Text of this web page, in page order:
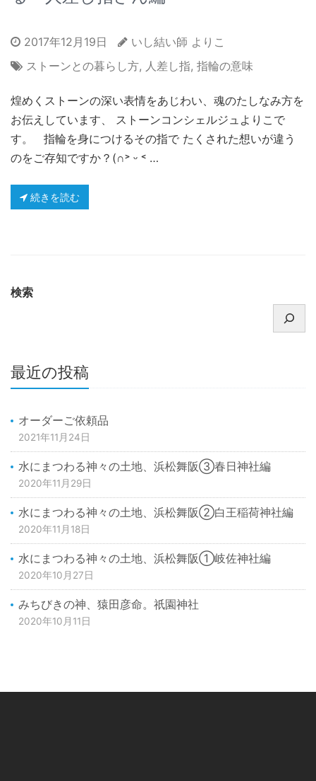
2017年12月19日
いし結い師 よりこ
ストーンとの暮らし方, 人差し指, 指輪の意味
煌めくストーンの深い表情をあじわい、魂のたしなみ方を
お伝えしています、 ストーンコンシェルジュよりこで
す。 指輪を身につけるその指で たくされた想いが違う
のをご存知ですか？(∩˃ ᵕ ˂ …
続きを読む
検索
最近の投稿
オーダーご依頼品
2021年11月24日
水にまつわる神々の土地、浜松舞阪③春日神社編
2020年11月29日
水にまつわる神々の土地、浜松舞阪②白王稲荷神社編
2020年11月18日
水にまつわる神々の土地、浜松舞阪①岐佐神社編
2020年10月27日
みちびきの神、猿田彦命。祇園神社
2020年10月11日